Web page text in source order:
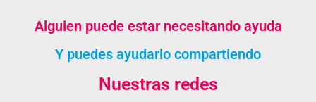
Alguien puede estar necesitando ayuda
Y puedes ayudarlo compartiendo
Nuestras redes